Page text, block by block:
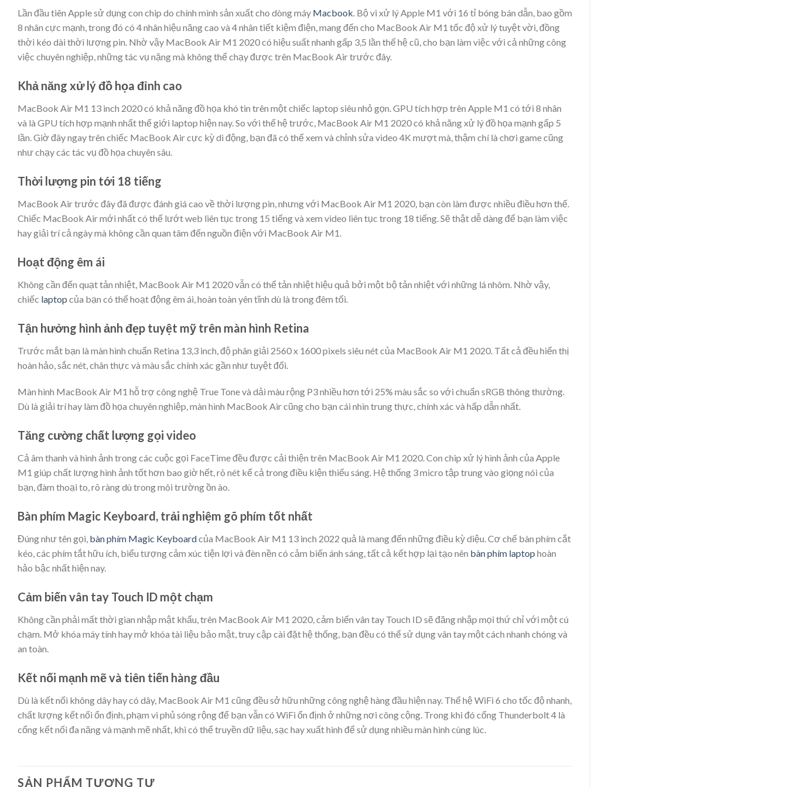
Lần đầu tiên Apple sử dụng con chip do chính mình sản xuất cho dòng máy Macbook. Bộ vi xử lý Apple M1 với 16 tỉ bóng bán dẫn, bao gồm
8 nhân cực mạnh, trong đó có 4 nhân hiệu năng cao và 4 nhân tiết kiệm điện, mang đến cho MacBook Air M1 tốc độ xử lý tuyệt vời, đồng
thời kéo dài thời lượng pin. Nhờ vậy MacBook Air M1 2020 có hiệu suất nhanh gấp 3,5 lần thế hệ cũ, cho bạn làm việc với cả những công
việc chuyên nghiệp, những tác vụ nặng mà không thể chạy được trên MacBook Air trước đây.
Khả năng xử lý đồ họa đỉnh cao
MacBook Air M1 13 inch 2020 có khả năng đồ họa khó tin trên một chiếc laptop siêu nhỏ gọn. GPU tích hợp trên Apple M1 có tới 8 nhân
và là GPU tích hợp mạnh nhất thế giới laptop hiện nay. So với thế hệ trước, MacBook Air M1 2020 có khả năng xử lý đồ họa mạnh gấp 5
lần. Giờ đây ngay trên chiếc MacBook Air cực kỳ di động, bạn đã có thể xem và chỉnh sửa video 4K mượt mà, thậm chí là chơi game cũng
như chạy các tác vụ đồ họa chuyên sâu.
Thời lượng pin tới 18 tiếng
MacBook Air trước đây đã được đánh giá cao về thời lượng pin, nhưng với MacBook Air M1 2020, bạn còn làm được nhiều điều hơn thế.
Chiếc MacBook Air mới nhất có thể lướt web liên tục trong 15 tiếng và xem video liên tục trong 18 tiếng. Sẽ thật dễ dàng để bạn làm việc
hay giải trí cả ngày mà không cần quan tâm đến nguồn điện với MacBook Air M1.
Hoạt động êm ái
Không cần đến quạt tản nhiệt, MacBook Air M1 2020 vẫn có thể tản nhiệt hiệu quả bởi một bộ tản nhiệt với những lá nhôm. Nhờ vậy,
chiếc laptop của bạn có thể hoạt động êm ái, hoàn toàn yên tĩnh dù là trong đêm tối.
Tận hưởng hình ảnh đẹp tuyệt mỹ trên màn hình Retina
Trước mắt bạn là màn hình chuẩn Retina 13,3 inch, độ phân giải 2560 x 1600 pixels siêu nét của MacBook Air M1 2020. Tất cả đều hiển thị
hoàn hảo, sắc nét, chân thực và màu sắc chính xác gần như tuyệt đối.
Màn hình MacBook Air M1 hỗ trợ công nghệ True Tone và dải màu rộng P3 nhiều hơn tới 25% màu sắc so với chuẩn sRGB thông thường.
Dù là giải trí hay làm đồ họa chuyên nghiệp, màn hình MacBook Air cũng cho bạn cái nhìn trung thực, chính xác và hấp dẫn nhất.
Tăng cường chất lượng gọi video
Cả âm thanh và hình ảnh trong các cuộc gọi FaceTime đều được cải thiện trên MacBook Air M1 2020. Con chip xử lý hình ảnh của Apple
M1 giúp chất lượng hình ảnh tốt hơn bao giờ hết, rõ nét kể cả trong điều kiện thiếu sáng. Hệ thống 3 micro tập trung vào giọng nói của
bạn, đàm thoại to, rõ ràng dù trong môi trường ồn ào.
Bàn phím Magic Keyboard, trải nghiệm gõ phím tốt nhất
Đúng như tên gọi, bàn phím Magic Keyboardcủa MacBook Air M1 13 inch 2022 quả là mang đến những điều kỳ diệu. Cơ chế bàn phím cắt
kéo, các phím tắt hữu ích, biểu tượng cảm xúc tiện lợi và đèn nền có cảm biến ánh sáng, tất cả kết hợp lại tạo nên bàn phím laptop hoàn
hảo bậc nhất hiện nay.
Cảm biến vân tay Touch ID một chạm
Không cần phải mất thời gian nhập mật khẩu, trên MacBook Air M1 2020, cảm biến vân tay Touch ID sẽ đăng nhập mọi thứ chỉ với một cú
chạm. Mở khóa máy tính hay mở khóa tài liệu bảo mật, truy cập cài đặt hệ thống, bạn đều có thể sử dụng vân tay một cách nhanh chóng và
an toàn.
Kết nối mạnh mẽ và tiên tiến hàng đầu
Dù là kết nối không dây hay có dây, MacBook Air M1 cũng đều sở hữu những công nghệ hàng đầu hiện nay. Thế hệ WiFi 6 cho tốc độ nhanh,
chất lượng kết nối ổn định, phạm vi phủ sóng rộng để bạn vẫn có WiFi ổn định ở những nơi công cộng. Trong khi đó cổng Thunderbolt 4 là
cổng kết nối đa năng và mạnh mẽ nhất, khi có thể truyền dữ liệu, sạc hay xuất hình để sử dụng nhiều màn hình cùng lúc.
SẢN PHẨM TƯƠNG TỰ